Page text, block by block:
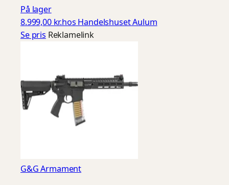
På lager
8.999,00 kr.hos Handelshuset Aulum
Se pris Reklamelink
G&G Armament